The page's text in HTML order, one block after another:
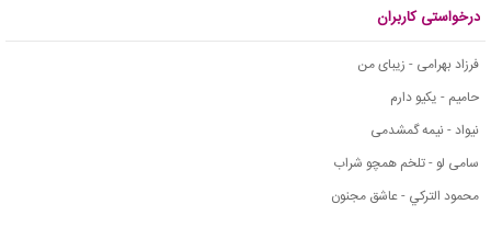
درخواستی کاربران
فرزاد بهرامی - زیبای من
حامیم - یکیو دارم
نیواد - نیمه گمشدمی
سامی لو - تلخم همچو شراب
محمود التركي - عاشق مجنون